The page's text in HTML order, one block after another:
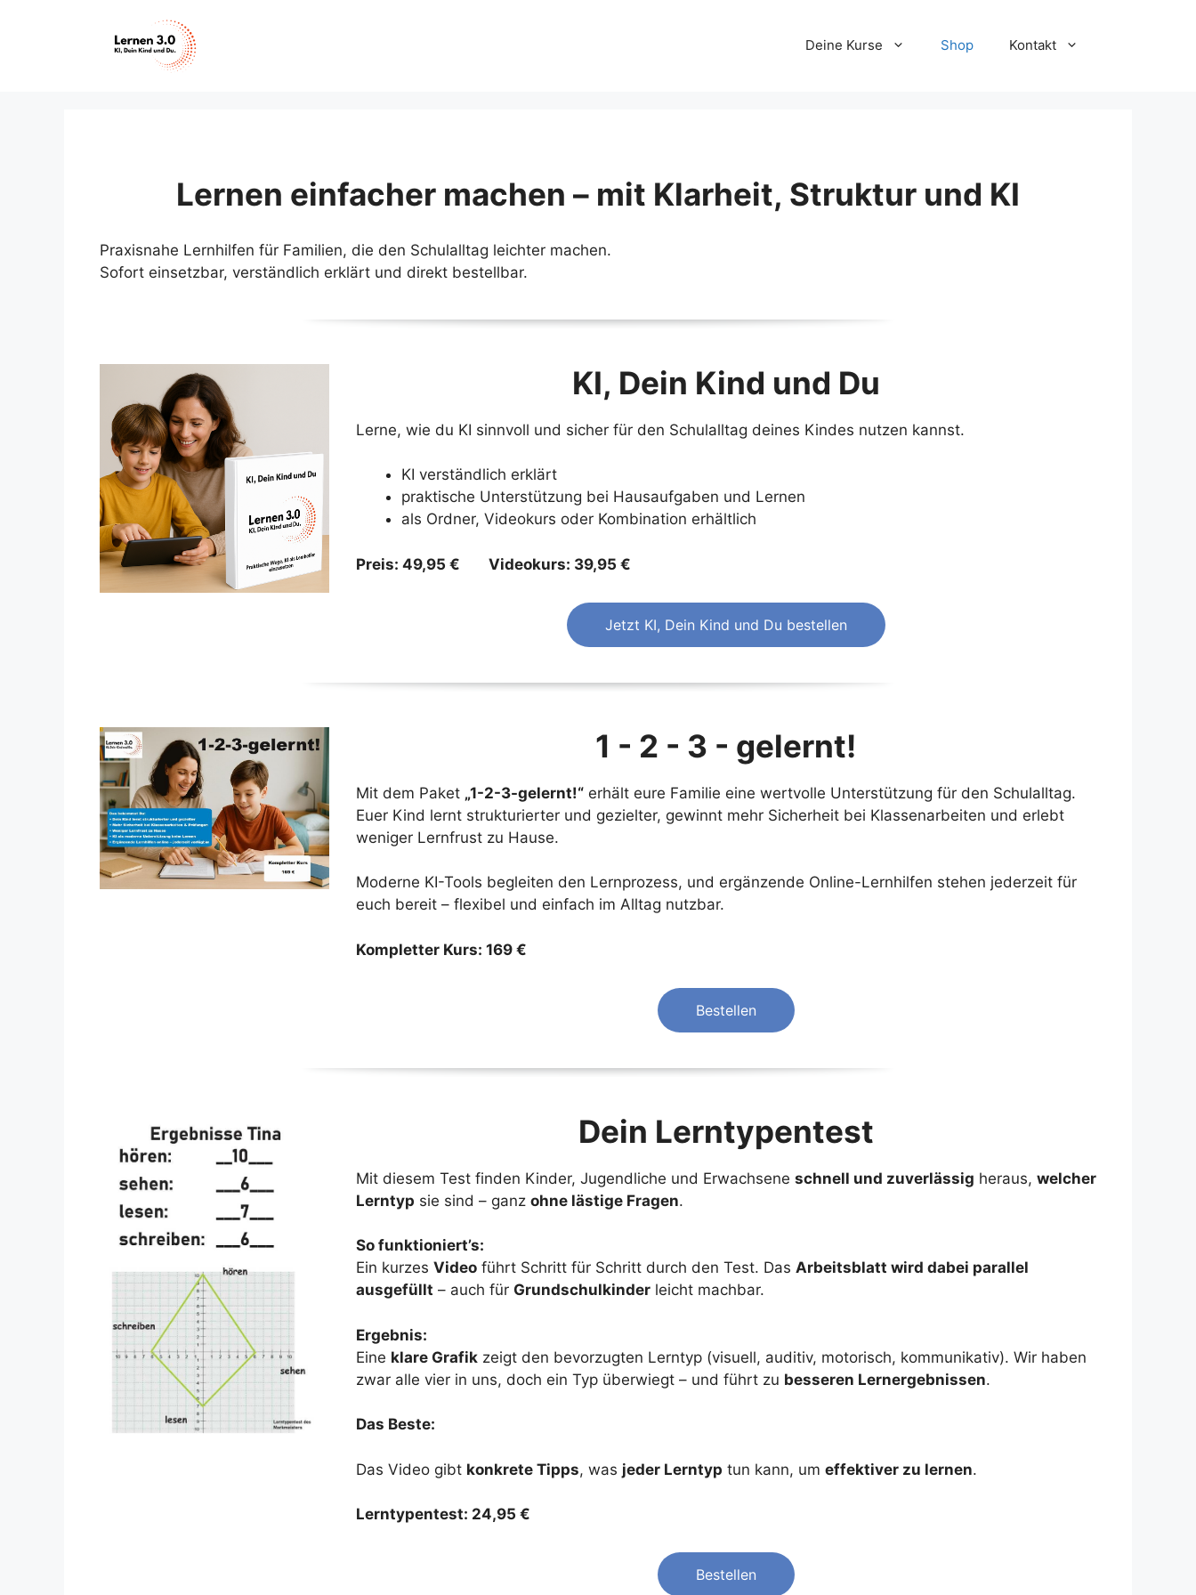
Deine Kurse Shop Kontakt
Lernen einfacher machen – mit Klarheit, Struktur und KI
Praxisnahe Lernhilfen für Familien, die den Schulalltag leichter machen.
Sofort einsetzbar, verständlich erklärt und direkt bestellbar.
KI, Dein Kind und Du
Lerne, wie du KI sinnvoll und sicher für den Schulalltag deines Kindes nutzen kannst.
KI verständlich erklärt
praktische Unterstützung bei Hausaufgaben und Lernen
als Ordner, Videokurs oder Kombination erhältlich
Preis: 49,95 € Videokurs: 39,95 €
Jetzt KI, Dein Kind und Du bestellen
1 - 2 - 3 - gelernt!
Mit dem Paket „1-2-3-gelernt!“erhält eure Familie eine wertvolle Unterstützung für den Schulalltag.
Euer Kind lernt strukturierter und gezielter, gewinnt mehr Sicherheit bei Klassenarbeiten und erlebt
weniger Lernfrust zu Hause.
Moderne KI-Tools begleiten den Lernprozess, und ergänzende Online-Lernhilfen stehen jederzeit für
euch bereit – flexibel und einfach im Alltag nutzbar.
Kompletter Kurs: 169 €
Bestellen
Dein Lerntypentest
Mit diesem Test finden Kinder, Jugendliche und Erwachsene schnell und zuverlässig heraus, welcher
Lerntyp sie sind – ganz ohne lästige Fragen.
So funktioniert’s:
Ein kurzes Videoführt Schritt für Schritt durch den Test. Das Arbeitsblatt wird dabei parallel
ausgefüllt – auch für Grundschulkinderleicht machbar.
Ergebnis:
Eine klare Grafikzeigt den bevorzugten Lerntyp (visuell, auditiv, motorisch, kommunikativ). Wir haben
zwar alle vier in uns, doch ein Typ überwiegt – und führt zu besseren Lernergebnissen.
Das Beste:
Das Video gibt konkrete Tipps, was jeder Lerntyp tun kann, um effektiver zu lernen.
Lerntypentest: 24,95 €
Bestellen